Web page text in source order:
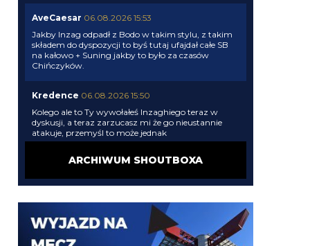
AveCaesar 06.08.2026 15:53
Jakby Inzag odpadł z Bodo w takim stylu, z takim
składem do dyspozycji to byś tutaj ufajdał całe SB
na kałowo + Suning jakby to było za czasów
Chińczyków.
Kredence 06.08.2026 15:50
Kolego ale to Ty wywołałeś Inzaghiego teraz w
dyskusji, a teraz zarzucasz mi że go nieustannie
atakuje, przemyśl to może jednak
AveCaesar 06.08.2026 15:48
Nikogo nie bronię bo swoje za uszami ma,
atakujesz, gloryfikując kogoś innego.
smerf1600 06.08.2026 15:45
ARCHIWUM SHOUTBOXA